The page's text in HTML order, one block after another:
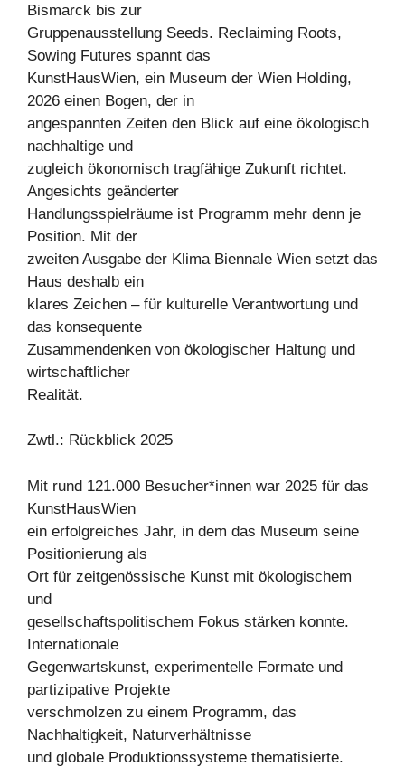
Bismarck bis zur
Gruppenausstellung Seeds. Reclaiming Roots,
Sowing Futures spannt das
KunstHausWien, ein Museum der Wien Holding,
2026 einen Bogen, der in
angespannten Zeiten den Blick auf eine ökologisch
nachhaltige und
zugleich ökonomisch tragfähige Zukunft richtet.
Angesichts geänderter
Handlungsspielräume ist Programm mehr denn je
Position. Mit der
zweiten Ausgabe der Klima Biennale Wien setzt das
Haus deshalb ein
klares Zeichen – für kulturelle Verantwortung und
das konsequente
Zusammendenken von ökologischer Haltung und
wirtschaftlicher
Realität.
Zwtl.: Rückblick 2025
Mit rund 121.000 Besucher*innen war 2025 für das
KunstHausWien
ein erfolgreiches Jahr, in dem das Museum seine
Positionierung als
Ort für zeitgenössische Kunst mit ökologischem
und
gesellschaftspolitischem Fokus stärken konnte.
Internationale
Gegenwartskunst, experimentelle Formate und
partizipative Projekte
verschmolzen zu einem Programm, das
Nachhaltigkeit, Naturverhältnisse
und globale Produktionssysteme thematisierte.